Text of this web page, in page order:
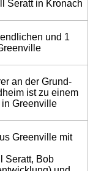
Seratt in Kronach
und 1
an der Grund-
ist zu einem
in Greenville
Greenville mit
Seratt, Bob